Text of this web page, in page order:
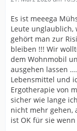
Es ist meeega
Leute
gehört man zur
bleiben !!! Wir
dem Wohnmobil
ausgehen lassen
Lebensmittel und
Ergotherapie von
sicher wie lange
nicht mehr gehen,
ist OK für sie